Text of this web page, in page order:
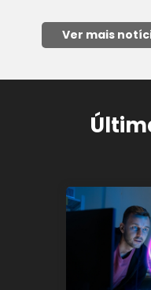
Ver mais